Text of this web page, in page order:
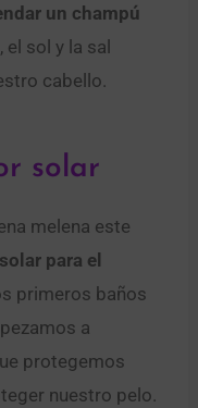
un champú
el sol y la sal
cabello.
solar
melena este
para el
primeros baños
a
protegemos
nuestro pelo.